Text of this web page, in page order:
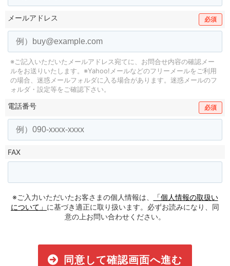
メールアドレス 必須
※ご記入いただいたメールアドレス宛てに、お問合せ内容の確認メー
ルをお送りいたします。 ※Yahoo!メールなどのフリーメールをご利用
の場合、迷惑メールフォルダに入る場合があります。 迷惑メールのフ
ォルダ・設定等をご確認下さい。
電話番号 必須
FAX
※ご入力いただいたお客さまの個人情報は、
「個人情報の取扱い
について」 に基づき適正に取り扱います。必ずお読みになり、同
意の上お問い合わせください。
同意して確認画面へ進む